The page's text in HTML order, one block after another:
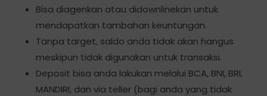
Bisa diagenkan atau didownlinekan untuk
mendapatkan tambahan keuntungan.
Tanpa target, saldo anda tidak akan hangus
meskipun tidak digunakan untuk transaksi.
Deposit bisa anda lakukan melalui BCA, BNI, BRI,
MANDIRI, dan via teller (bagi anda yang tidak